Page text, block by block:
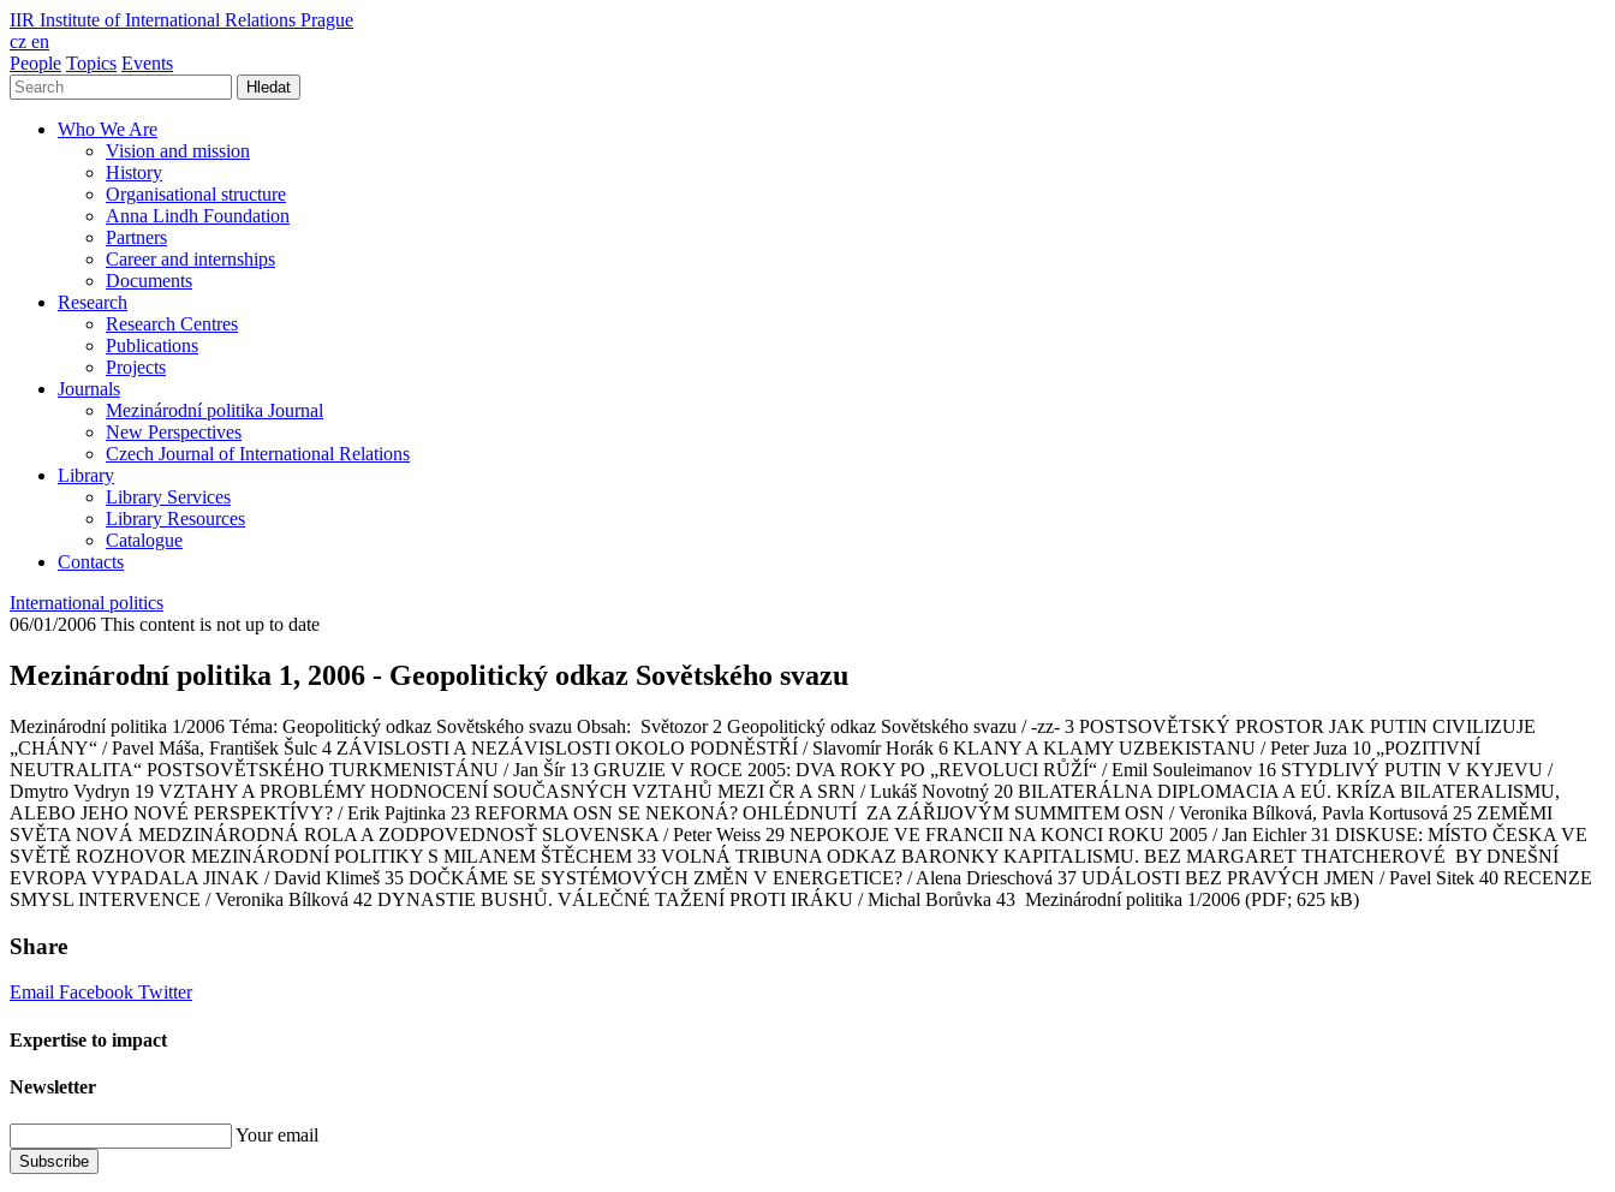
IIR Institute of International Relations Prague
cz en
People Topics Events
Hledat
Who We Are
Vision and mission
History
Organisational structure
Anna Lindh Foundation
Partners
Career and internships
Documents
Research
Research Centres
Publications
Projects
Journals
Mezinárodní politika Journal
New Perspectives
Czech Journal of International Relations
Library
Library Services
Library Resources
Catalogue
Contacts
International politics
06/01/2006 This content is not up to date
Mezinárodní politika 1, 2006 - Geopolitický odkaz Sovětského svazu
Mezinárodní politika 1/2006 Téma: Geopolitický odkaz Sovětského svazu Obsah: Světozor 2 Geopolitický odkaz Sovětského svazu / -zz- 3 POSTSOVĚTSKÝ PROSTOR JAK PUTIN CIVILIZUJE
„CHÁNY“ / Pavel Máša, František Šulc 4 ZÁVISLOSTI A NEZÁVISLOSTI OKOLO PODNĚSTŘÍ / Slavomír Horák 6 KLANY A KLAMY UZBEKISTANU / Peter Juza 10 „POZITIVNÍ
NEUTRALITA“ POSTSOVĚTSKÉHO TURKMENISTÁNU / Jan Šír 13 GRUZIE V ROCE 2005: DVA ROKY PO „REVOLUCI RŮŽÍ“ / Emil Souleimanov 16 STYDLIVÝ PUTIN V KYJEVU /
Dmytro Vydryn 19 VZTAHY A PROBLÉMY HODNOCENÍ SOUČASNÝCH VZTAHŮ MEZI ČR A SRN / Lukáš Novotný 20 BILATERÁLNA DIPLOMACIA A EÚ. KRÍZA BILATERALISMU,
ALEBO JEHO NOVÉ PERSPEKTÍVY? / Erik Pajtinka 23 REFORMA OSN SE NEKONÁ? OHLÉDNUTÍ ZA ZÁŘIJOVÝM SUMMITEM OSN / Veronika Bílková, Pavla Kortusová 25 ZEMĚMI
SVĚTA NOVÁ MEDZINÁRODNÁ ROLA A ZODPOVEDNOSŤ SLOVENSKA / Peter Weiss 29 NEPOKOJE VE FRANCII NA KONCI ROKU 2005 / Jan Eichler 31 DISKUSE: MÍSTO ČESKA VE
SVĚTĚ ROZHOVOR MEZINÁRODNÍ POLITIKY S MILANEM ŠTĚCHEM 33 VOLNÁ TRIBUNA ODKAZ BARONKY KAPITALISMU. BEZ MARGARET THATCHEROVÉ BY DNEŠNÍ
EVROPA VYPADALA JINAK / David Klimeš 35 DOČKÁME SE SYSTÉMOVÝCH ZMĚN V ENERGETICE? / Alena Drieschová 37 UDÁLOSTI BEZ PRAVÝCH JMEN / Pavel Sitek 40 RECENZE
SMYSL INTERVENCE / Veronika Bílková 42 DYNASTIE BUSHŮ. VÁLEČNÉ TAŽENÍ PROTI IRÁKU / Michal Borůvka 43 Mezinárodní politika 1/2006 (PDF; 625 kB)
Share
Email Facebook Twitter
Expertise to impact
Newsletter
Your email
Subscribe